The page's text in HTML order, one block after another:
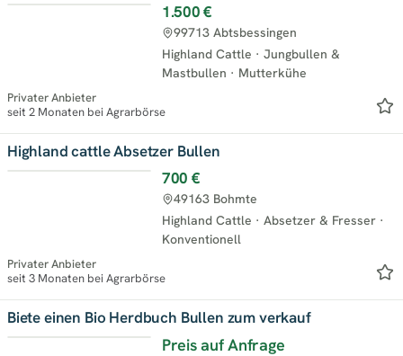
1.500 €
Highland Cattle · Jungbullen &
Mastbullen · Mutterkühe
99713 Abtsbessingen
Privater Anbieter
seit 2 Monaten bei Agrarbörse
Highland cattle Absetzer Bullen
700 €
Highland Cattle · Absetzer & Fresser ·
Konventionell
49163 Bohmte
Privater Anbieter
seit 3 Monaten bei Agrarbörse
Biete einen Bio Herdbuch Bullen zum verkauf
Preis auf Anfrage